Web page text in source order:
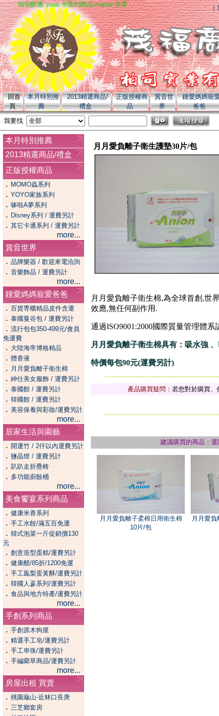
特別推薦 yoyo 全系列商品 momo 全系列商品 |
回首
頁
本月特別推
薦
2013精選商品/
禮盒
正版授權商
品
賞音世
界
鍾愛媽媽寵
爸爸
我要找
本月特別推薦
2013精選商品/禮盒
正版授權商品
． MOMO蟲系列
． YOYO家族系列
． 哆啦A夢系列
．Disney系列 / 運費另計
．其它卡通系列 / 運費另計
more...
賞音世界
． 品牌樂器 / 歡迎來電洽詢
． 音樂飾品 / 運費另計
more...
鍾愛媽媽寵愛爸爸
． 百貨専櫃精品皮件含運
． 泰國曼谷包 / 運費另計
． 流行包包350-499元/會員
免運費
．大陸海帝博格精品
．體香液
．月月愛負離子衛生棉
．紳仕美女服飾 / 運費另計
．泰國館 / 運費另計
． 韓國館 / 運費另計
． 美容保養與彩妝/運費另計
more...
居家生活與園藝
． 開運竹 / 2仟以內運費另計
． 鹽晶燈 / 運費另計
． 趴趴走折疊椅
．多功能廚餘桶
more...
美食饗宴系列商品
． 健康米香系列
． 手工水餃/滿五百免運
． 韓式泡菜一斤促銷價130
元
．創意造型蛋糕/運費另計
．健康醋/85折/1200免運
．手工鳯梨蛋黃酥/運費另計
．韓國人蔘系列/運費另計
．食品與地方特產/運費另計
more...
手創系列商品
． 手創原木狗屋
． 精選手工皂/運費另計
． 手工串珠/運費另計
．手編藺草商品/運費另計
more...
房屋出租 買賣
． 桃園龜山-近林口長庚
． 三芝鄉套房
月月愛負離子衛生護墊30片/包
月月愛負離子衛生棉,為全球首創,世
效應,無任何副作用.
通過ISO9001:2000國際質量管理體系
月月愛負離子衛生棉具有：吸水強
特價每包90元(運費另計)
產品購買疑問： 若您對於購買、
建議購買的商品：
月月愛負離子柔棉日用衛生棉
10片/包
月月愛